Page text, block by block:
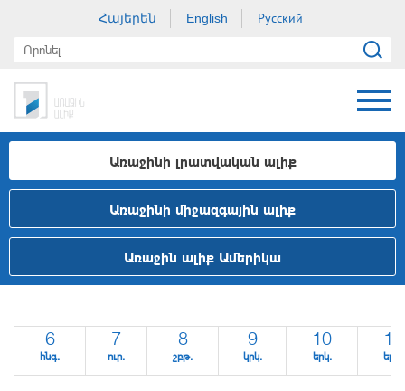
Հայերեն English Русский
Առաջինի լրատվական ալիք
Առաջինի միջազգային ալիք
Առաջին ալիք Ամերիկա
6
հնգ.
7
ուր.
8
շբթ.
9
կրկ.
10
երկ.
11
երք.